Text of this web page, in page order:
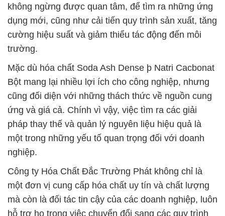
không ngừng được quan tâm, để tìm ra những ứng
dụng mới, cũng như cải tiến quy trình sản xuất, tăng
cường hiệu suất và giảm thiểu tác động đến môi
trường.
Mặc dù hóa chất Soda Ash Dense þ Natri Cacbonat
Bột mang lại nhiều lợi ích cho công nghiệp, nhưng
cũng đối diện với những thách thức về nguồn cung
ứng và giá cả. Chính vì vậy, việc tìm ra các giải
pháp thay thế và quản lý nguyên liệu hiệu quả là
một trong những yếu tố quan trọng đối với doanh
nghiệp.
Công ty Hóa Chất Đắc Trường Phát không chỉ là
một đơn vị cung cấp hóa chất uy tín và chất lượng
mà còn là đối tác tin cậy của các doanh nghiệp, luôn
hỗ trợ họ trong việc chuyển đổi sang các quy trình